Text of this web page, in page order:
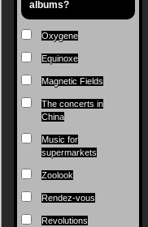
albums?
Oxygene
Equinoxe
Magnetic Fields
The concerts in
China
Music for
supermarkets
Zoolook
Rendez-vous
Revolutions